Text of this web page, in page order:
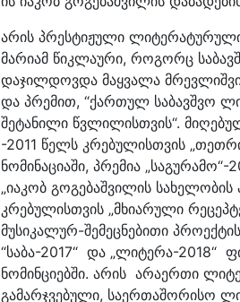
არის პრესტიჟული
მარიამ წიკლაური, როგორც
დაჯილდოვდა მაყვალა
და პრემით, “ქართულ საბავშვო
შეტანილი წვლილისთვის“.
-2011 წელს კრებულისთვის
ნომინაციაში, პრემია „საგურამო“-
„იაკობ გოგებაშვილის სახელობის
კრებულისთვის „მხიარული
მუსიკალურ-შემეცნებითი
“საბა-2017“ და „ლიტერა-2018“
ნომინციებში. არის არაერთი
გამარჯვებული, საერთაშორისო